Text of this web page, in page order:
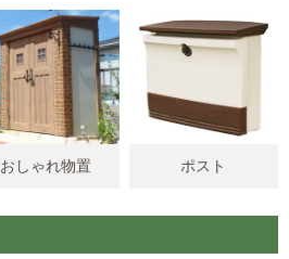
おしゃれ物置 ポスト